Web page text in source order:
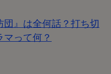
団』は全何話？打ち切
マって何？